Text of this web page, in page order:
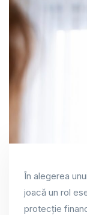
În alegerea
joacă un rol
protecție